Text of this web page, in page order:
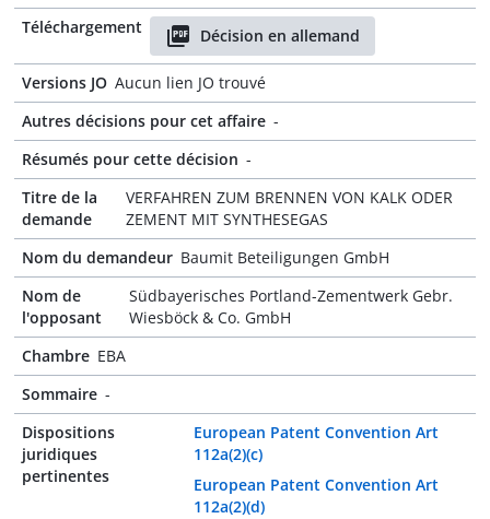
Téléchargement
Décision en allemand
Versions JO Aucun lien JO trouvé
Autres décisions pour cet affaire -
Résumés pour cette décision -
Titre de la
demande
VERFAHREN ZUM BRENNEN VON KALK ODER
ZEMENT MIT SYNTHESEGAS
Nom du demandeur Baumit Beteiligungen GmbH
Nom de
l'opposant
Südbayerisches Portland-Zementwerk Gebr.
Wiesböck & Co. GmbH
Chambre EBA
Sommaire -
Dispositions
juridiques
pertinentes
European Patent Convention Art
112a(2)(c)
European Patent Convention Art
112a(2)(d)